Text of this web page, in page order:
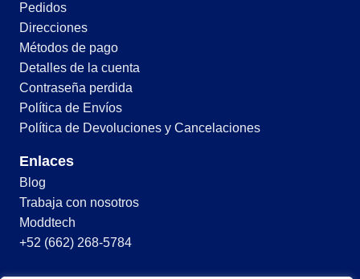
Pedidos
Direcciones
Métodos de pago
Detalles de la cuenta
Contraseña perdida
Política de Envíos
Política de Devoluciones y Cancelaciones
Enlaces
Blog
Trabaja con nosotros
Moddtech
+52 (662) 268-5784